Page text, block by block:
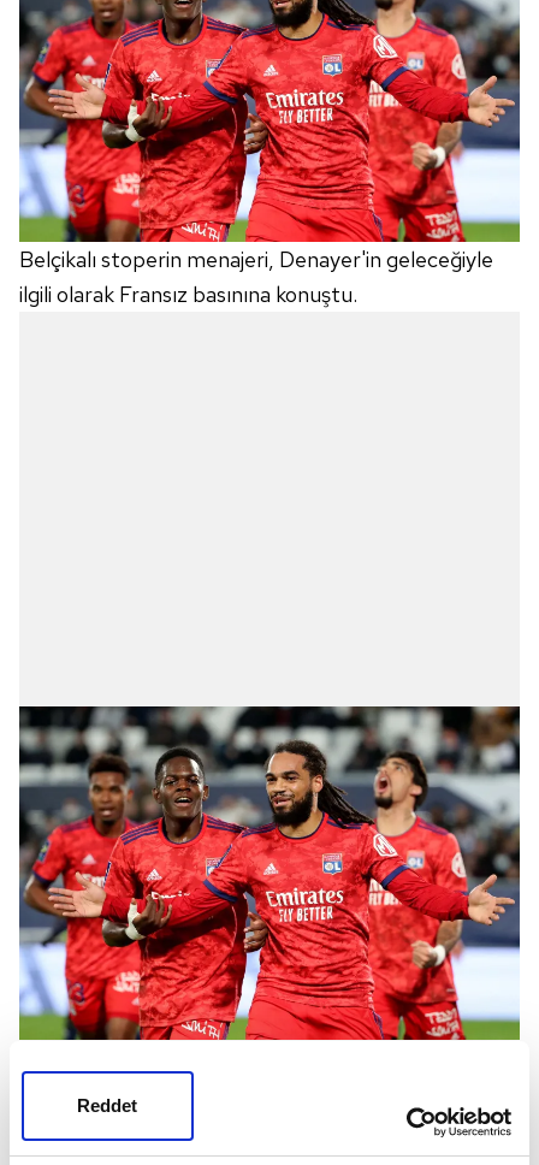
Reddet
Belçikalı stoperin menajeri, Denayer'in geleceğiyle
ilgili olarak Fransız basınına konuştu.
radarında olan Belçikalı stoperin geleceğiyle ilgili